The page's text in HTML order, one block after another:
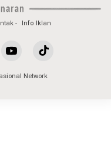
Info Iklan
Network